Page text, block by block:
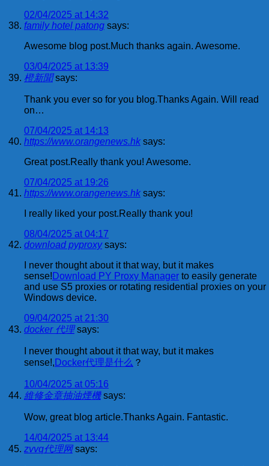
02/04/2025 at 14:32
family hotel patong says:
Awesome blog post.Much thanks again. Awesome.
03/04/2025 at 13:39
橙新聞 says:
Thank you ever so for you blog.Thanks Again. Will read
on…
07/04/2025 at 14:13
https://www.orangenews.hk says:
Great post.Really thank you! Awesome.
07/04/2025 at 19:26
https://www.orangenews.hk says:
I really liked your post.Really thank you!
08/04/2025 at 04:17
download pyproxy says:
I never thought about it that way, but it makes
sense! Download PY Proxy Manager to easily generate
and use S5 proxies or rotating residential proxies on your
Windows device.
09/04/2025 at 21:30
docker 代理 says:
I never thought about it that way, but it makes
sense!, Docker代理是什么 ？
10/04/2025 at 05:16
維修金章抽油煙機 says:
Wow, great blog article.Thanks Again. Fantastic.
14/04/2025 at 13:44
zvvq代理网 says: